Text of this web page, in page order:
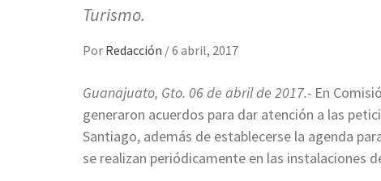
Turismo.
Por Redacción /6 abril, 2017
Guanajuato, Gto. 06 de abril de 2017.- En
generaron acuerdos para dar atención a las
Santiago, además de establecerse la agenda
se realizan periódicamente en las instalaciones